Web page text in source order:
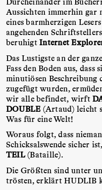
Aussichten immerhin gar
eines barmherzigen
angehenden
beruhigtInternet
Das Lustigste an der
Fass den Boden aus,
minutiösen Beschreibung
zugefügt wurden,
wir alle befindet, wirft
DOUBLE(Artaud) leicht
Was für eine Welt!
Woraus folgt, dass
Schicksalswende sicher
TEIL(Bataille).
Die Größten sind unter
trösten, erklärt HUDLIB